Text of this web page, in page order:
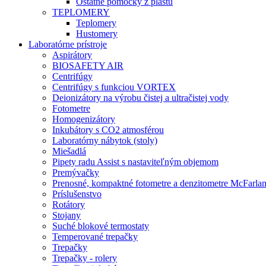
TEPLOMERY
Teplomery
Hustomery
Laboratórne prístroje
Aspirátory
BIOSAFETY AIR
Centrifúgy
Centrifúgy s funkciou VORTEX
Deionizátory na výrobu čistej a ultračistej vody
Fotometre
Homogenizátory
Inkubátory s CO2 atmosférou
Laboratórny nábytok (stoly)
Miešadlá
Pipety radu Assist s nastaviteľným objemom
Premývačky
Prenosné, kompaktné fotometre a denzitometre
Príslušenstvo
Rotátory
Stojany
Suché blokové termostaty
Temperované trepačky
Trepačky
Trepačky - rolery